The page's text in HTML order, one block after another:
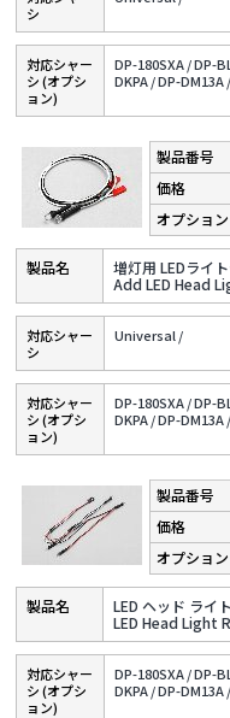
シ
対応シャー
シ (オプシ
ョン)
DP-180SXA /DP-
DKPA /DP-DM13A /
増灯用 LEDライ
Add LED Head
対応シャー
シ
Universal /
対応シャー
シ (オプシ
ョン)
DP-180SXA /DP-
DKPA /DP-DM13A /
LED ヘッド ライ
LED Head Light
対応シャー
シ (オプシ
ョン)
DP-180SXA /DP-
DKPA /DP-DM13A /